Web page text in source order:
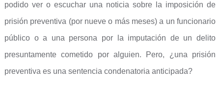
podido ver o escuchar una noticia sobre la imposición de
prisión preventiva (por nueve o más meses) a un funcionario
público o a una persona por la imputación de un delito
presuntamente cometido por alguien. Pero, ¿una prisión
preventiva es una sentencia condenatoria anticipada?